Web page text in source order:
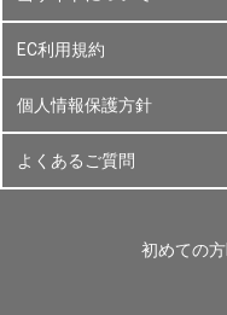
EC利用規約
個人情報保護方針
よくあるご質問
初めての方